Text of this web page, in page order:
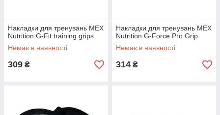
Накладки для тренувань MEX
Nutrition G-Fit training grips
Немає в наявності
309 ₴
Накладки для тренувань MEX
Nutrition G-Force Pro Grip
Немає в наявності
314 ₴